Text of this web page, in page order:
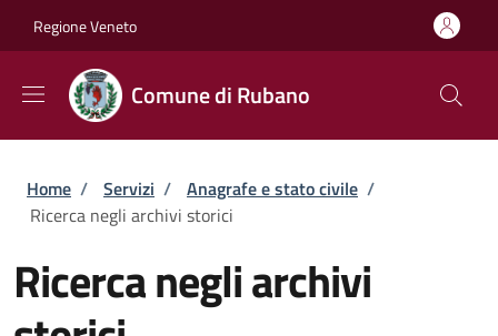
Regione Veneto
Comune di Rubano
Briciole di pane
Home / Servizi / Anagrafe e stato civile /
Ricerca negli archivi storici
Ricerca negli archivi